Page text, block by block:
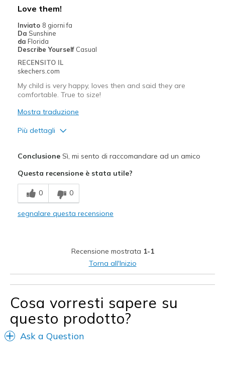
Love them!
Inviato 8 giorni fa
Da Sunshine
da Florida
Describe Yourself Casual
RECENSITO IL
skechers.com
My child is very happy, loves then and said they are
comfortable. True to size!
Mostra traduzione
Più dettagli
Breathe Well
Comfortable
View On Shoes
Shoes are for Wearing
ConclusioneSì, mi sento di raccomandare ad un amico
Questa recensione è stata utile?
0 0
segnalare questa recensione
Recensione mostrata 1-1
Torna all'Inizio
Cosa vorresti sapere su
questo prodotto?
Ask a Question